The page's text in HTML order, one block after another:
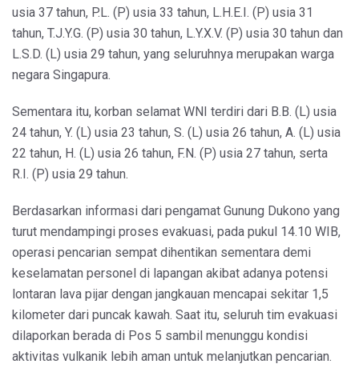
usia 37 tahun, P.L. (P) usia 33 tahun, L.H.E.I. (P) usia 31
tahun, T.J.Y.G. (P) usia 30 tahun, L.Y.X.V. (P) usia 30 tahun dan
L.S.D. (L) usia 29 tahun, yang seluruhnya merupakan warga
negara Singapura.
Sementara itu, korban selamat WNI terdiri dari B.B. (L) usia
24 tahun, Y. (L) usia 23 tahun, S. (L) usia 26 tahun, A. (L) usia
22 tahun, H. (L) usia 26 tahun, F.N. (P) usia 27 tahun, serta
R.I. (P) usia 29 tahun.
Berdasarkan informasi dari pengamat Gunung Dukono yang
turut mendampingi proses evakuasi, pada pukul 14.10 WIB,
operasi pencarian sempat dihentikan sementara demi
keselamatan personel di lapangan akibat adanya potensi
lontaran lava pijar dengan jangkauan mencapai sekitar 1,5
kilometer dari puncak kawah. Saat itu, seluruh tim evakuasi
dilaporkan berada di Pos 5 sambil menunggu kondisi
aktivitas vulkanik lebih aman untuk melanjutkan pencarian.